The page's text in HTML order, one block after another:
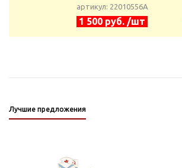
артикул: 22010556А
1 500 руб. /шт
Лучшие предложения